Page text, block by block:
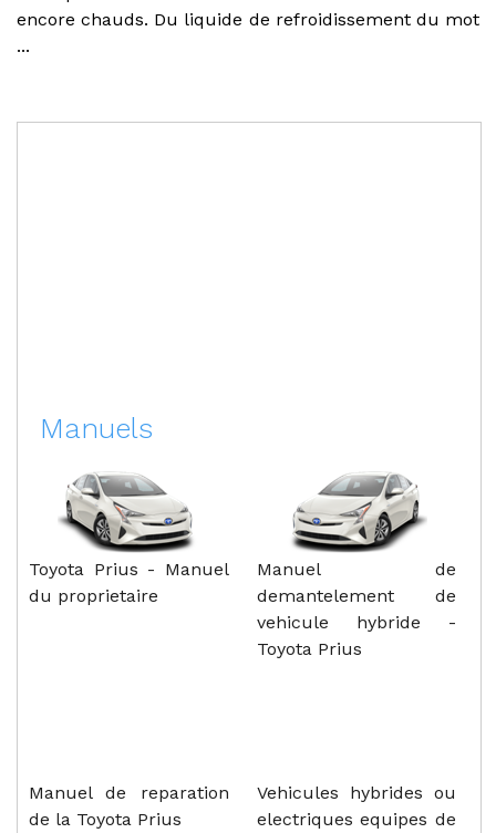
encore chauds. Du liquide de refroidissement du mot
...
Manuels
Toyota Prius - Manuel
du proprietaire
Manuel de
demantelement de
vehicule hybride -
Toyota Prius
Manuel de reparation
de la Toyota Prius
Vehicules hybrides ou
electriques equipes de